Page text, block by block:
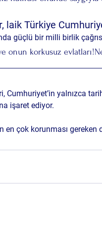
laik Türkiye
güçlü bir milli birlik
onun korkusuz
Cumhuriyet’in yalnızca
işaret ediyor.
en çok korunması